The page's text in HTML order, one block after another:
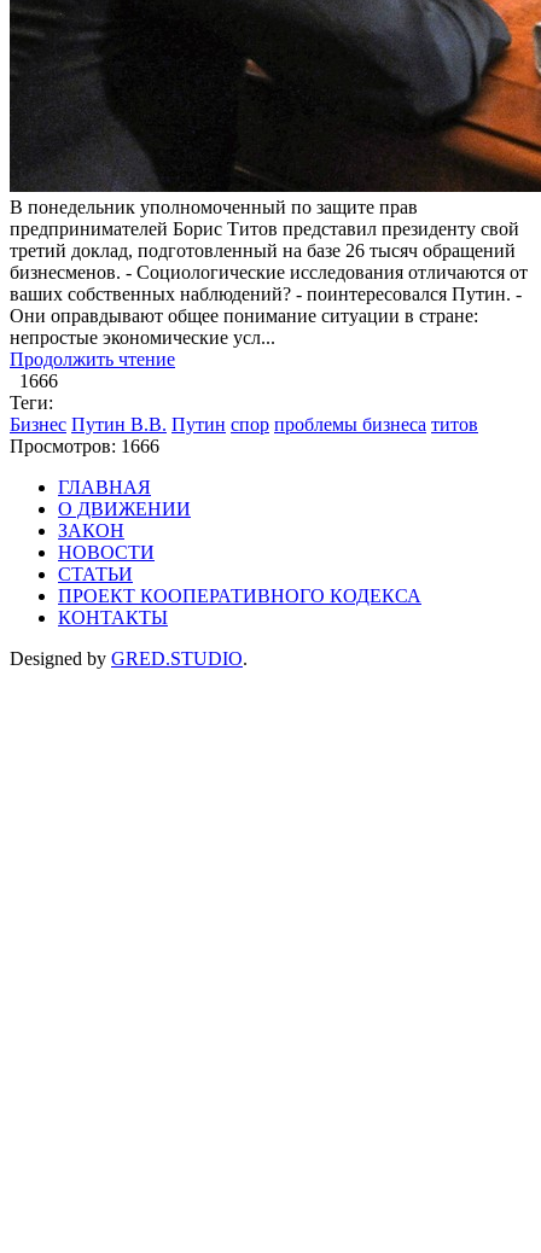
В понедельник уполномоченный по защите прав
предпринимателей Борис Титов представил президенту свой
третий доклад, подготовленный на базе 26 тысяч обращений
бизнесменов. - Социологические исследования отличаются от
ваших собственных наблюдений? - поинтересовался Путин. -
Они оправдывают общее понимание ситуации в стране:
непростые экономические усл...
Продолжить чтение
1666
Теги:
Бизнес Путин В.В. Путин спор проблемы бизнеса титов
Просмотров: 1666
ГЛАВНАЯ
О ДВИЖЕНИИ
ЗАКОН
НОВОСТИ
СТАТЬИ
ПРОЕКТ КООПЕРАТИВНОГО КОДЕКСА
КОНТАКТЫ
Designed by GRED.STUDIO.